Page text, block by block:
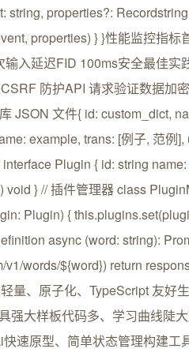
string, properties?:
properties) } }性能监控指
入延迟FID 100ms安全最佳
防护API 请求验证数据加
JSON 文件{ id: custom_dict,
example, trans: [例子, 范例],
Plugin { id: string
void } // 插件管理器 class
Plugin) {
async (word: string):
v1/words/${word}) return
量、原子化、TypeScript 友好
强大样板代码多、学习曲线陡
速原型、简单状态管理构建